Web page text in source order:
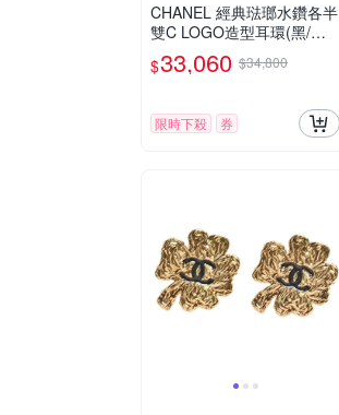
CHANEL 經典琺瑯水鑽各半
雙C LOGO造型耳環(黑/銀
色)
$33,060 $34,800
限時下殺 券